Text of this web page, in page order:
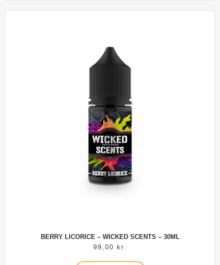
BERRY LICORICE – WICKED SCENTS – 30ML
99,00
kr.